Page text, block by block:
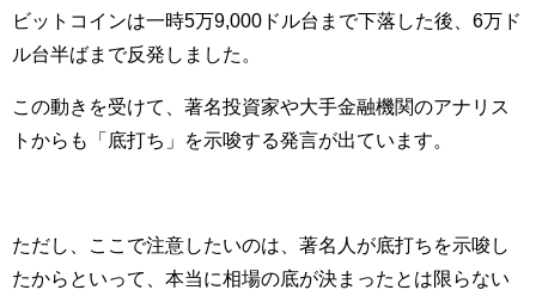
ビットコインは一時5万9,000ドル台まで下落した後、6万ド
ル台半ばまで反発しました。
この動きを受けて、著名投資家や大手金融機関のアナリス
トからも「底打ち」を示唆する発言が出ています。
ただし、ここで注意したいのは、著名人が底打ちを示唆し
たからといって、本当に相場の底が決まったとは限らない